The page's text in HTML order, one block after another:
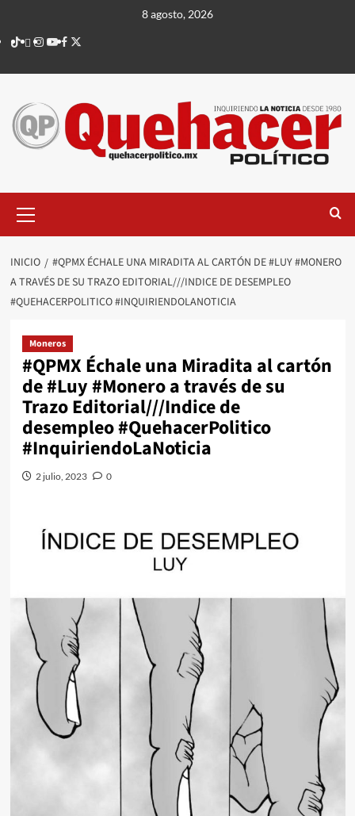
contenido
8 agosto, 2026
TikTok
threads
Instagram
Youtube
Facebook
X
principal
INICIO
#QPMX ÉCHALE UNA MIRADITA AL CARTÓN DE #LUY #MONERO
A TRAVÉS DE SU TRAZO EDITORIAL///INDICE DE DESEMPLEO
#QUEHACERPOLITICO #INQUIRIENDOLANOTICIA
Moneros
#QPMX Échale una Miradita al cartón
de #Luy #Monero a través de su
Trazo Editorial///Indice de
desempleo #QuehacerPolitico
#InquiriendoLaNoticia
2 julio, 2023 0